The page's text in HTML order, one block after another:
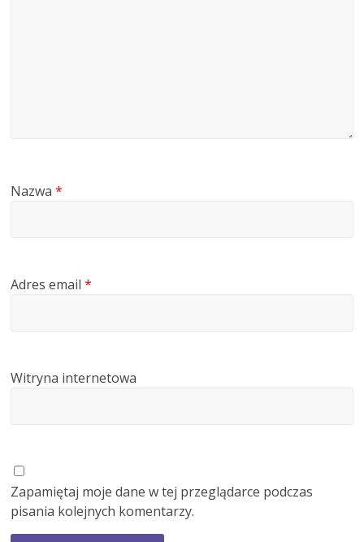
Nazwa*
Adres email*
Witryna internetowa
Zapamiętaj moje dane w tej przeglądarce podczas
pisania kolejnych komentarzy.